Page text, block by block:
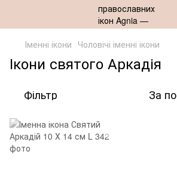
Іменні ікони Чоловічі іменні ікони
Ікони святого Аркадія
Фільтр За